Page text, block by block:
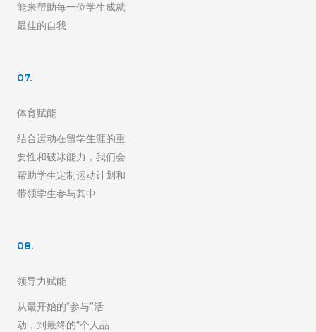
能来帮助每一位学生成就
最佳的自我
07.
体育赋能
结合运动在留学生涯的重
要性和破冰能力，我们会
帮助学生定制运动计划和
带领学生参与其中
08.
领导力赋能
从最开始的“参与”活
动，到最终的“个人品